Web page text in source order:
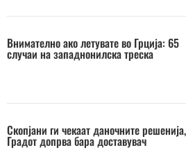
Внимателно ако летувате во Грција: 65
случаи на западнонилска треска
Скопјани ги чекаат даночните решенија,
Градот допрва бара доставувач